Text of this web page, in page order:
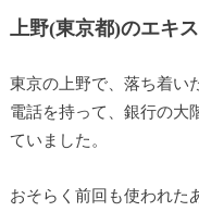
上野(東京都)のエキ
東京の上野で、落ち着い
電話を持って、銀行の大
ていました。
おそらく前回も使われた